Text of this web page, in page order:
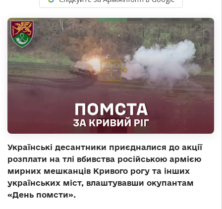
Українські десантники приєдналися до акції
розплати на тлі вбивства російською армією
мирних мешканців Кривого рогу та інших
українських міст, влаштувавши окупантам
«День помсти».